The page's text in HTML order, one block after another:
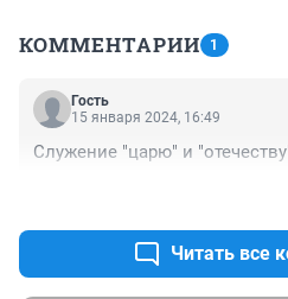
КОММЕНТАРИИ 1
Гость
15 января 2024, 16:49
Служение "царю" и
Читать все